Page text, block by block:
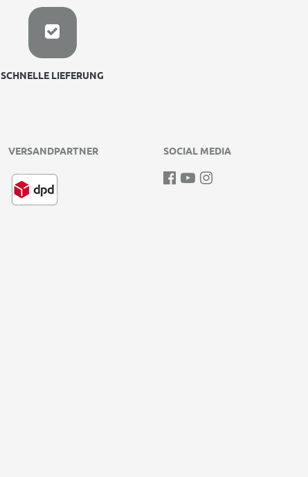
SCHNELLE LIEFERUNG
VERSANDPARTNER SOCIAL MEDIA